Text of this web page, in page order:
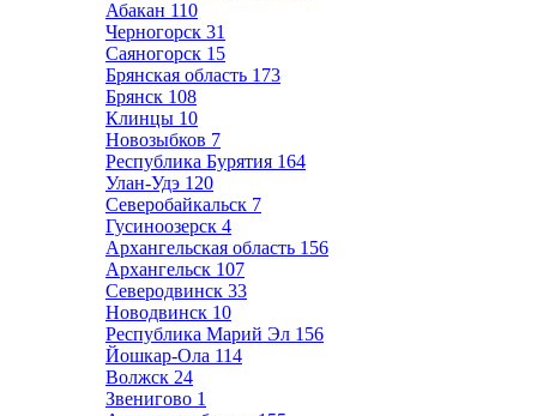
Абакан 110
Черногорск 31
Саяногорск 15
Брянская область 173
Брянск 108
Клинцы 10
Новозыбков 7
Республика Бурятия 164
Улан-Удэ 120
Северобайкальск 7
Гусиноозерск 4
Архангельская область 156
Архангельск 107
Северодвинск 33
Новодвинск 10
Республика Марий Эл 156
Йошкар-Ола 114
Волжск 24
Звенигово 1